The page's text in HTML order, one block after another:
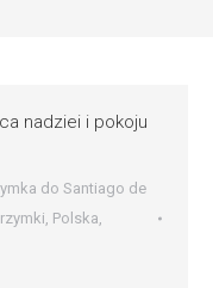
nadziei i pokoju
do Santiago de
, Polska,